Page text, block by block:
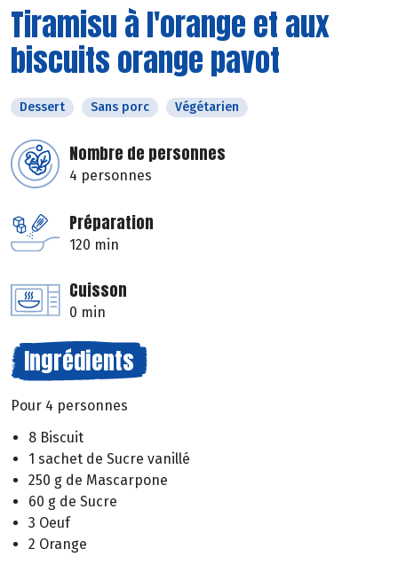
Tiramisu à l'orange et aux
biscuits orange pavot
Dessert Sans porc Végétarien
Nombre de personnes
4 personnes
Préparation
120 min
Cuisson
0 min
Ingrédients
Pour 4 personnes
8 Biscuit
1 sachet de Sucre vanillé
250 g de Mascarpone
60 g de Sucre
3 Oeuf
2 Orange